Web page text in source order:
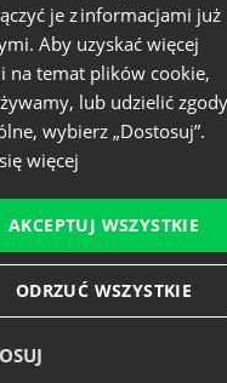
stół
opakowania z
dekoracyjną. Ich ciepły
doskonale
i wprowadzają
je między innymi jako:
stołu
dla dzieci
na upominki
koszyczków
je z informacjami już
Aby uzyskać więcej
na temat plików cookie,
lub udzielić
wybierz „Dostosuj”.
więcej
AKCEPTUJ WSZYSTKIE
ODRZUĆ WSZYSTKIE